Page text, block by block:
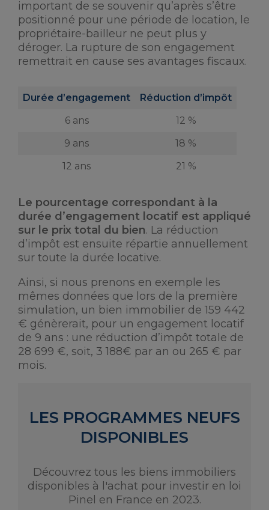
important de se souvenir qu’après s’être
positionné pour une période de location, le
propriétaire-bailleur ne peut plus y
déroger. La rupture de son engagement
remettrait en cause ses avantages fiscaux.
Durée d’engagement
Réduction d’impôt
6 ans
12 %
9 ans
18 %
12 ans
21 %
Le pourcentage correspondant à la
durée d’engagement locatif est appliqué
sur le prix total du bien. La réduction
d’impôt est ensuite répartie annuellement
sur toute la durée locative.
Ainsi, si nous prenons en exemple les
mêmes données que lors de la première
simulation, un bien immobilier de 159 442
€ génèrerait, pour un engagement locatif
de 9 ans : une réduction d’impôt totale de
28 699 €, soit, 3 188€ par an ou 265 € par
mois.
LES PROGRAMMES NEUFS
DISPONIBLES
Découvrez tous les biens immobiliers
disponibles à l'achat pour investir en loi
Pinel en France en 2023.